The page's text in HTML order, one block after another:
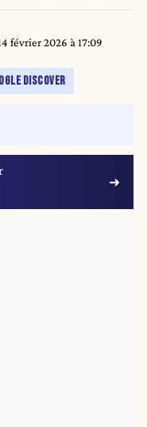
the Israeli Hebrew University
Einstein documents and
KAHANA / AFP)
février 2026 à 17:09
DISCOVER